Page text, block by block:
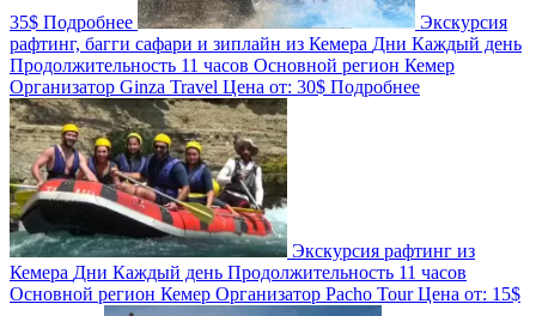
35$ Подробнее
Экскурсия
рафтинг, багги сафари и зиплайн из Кемера Дни Каждый день
Продолжительность 11 часов Основной регион Кемер
Организатор Ginza Travel Цена от: 30$ Подробнее
Экскурсия рафтинг из
Кемера Дни Каждый день Продолжительность 11 часов
Основной регион Кемер Организатор Pacho TourЦена от: 15$